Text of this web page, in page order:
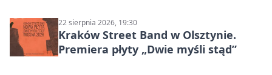
22 sierpnia 2026, 19:30
Kraków Street Band w Olsztynie.
Premiera płyty „Dwie myśli stąd”